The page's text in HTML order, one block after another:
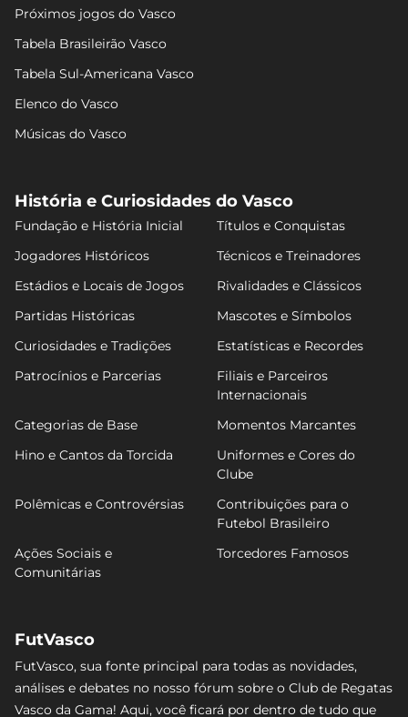
Próximos jogos do Vasco
Tabela Brasileirão Vasco
Tabela Sul-Americana Vasco
Elenco do Vasco
Músicas do Vasco
História e Curiosidades do Vasco
Fundação e História Inicial
Títulos e Conquistas
Jogadores Históricos
Técnicos e Treinadores
Estádios e Locais de Jogos
Rivalidades e Clássicos
Partidas Históricas
Mascotes e Símbolos
Curiosidades e Tradições
Estatísticas e Recordes
Patrocínios e Parcerias
Filiais e Parceiros
Internacionais
Categorias de Base
Momentos Marcantes
Hino e Cantos da Torcida
Uniformes e Cores do
Clube
Polêmicas e Controvérsias
Contribuições para o
Futebol Brasileiro
Ações Sociais e
Comunitárias
Torcedores Famosos
FutVasco
FutVasco, sua fonte principal para todas as novidades,
análises e debates no nosso fórum sobre o Club de Regatas
Vasco da Gama! Aqui, você ficará por dentro de tudo que